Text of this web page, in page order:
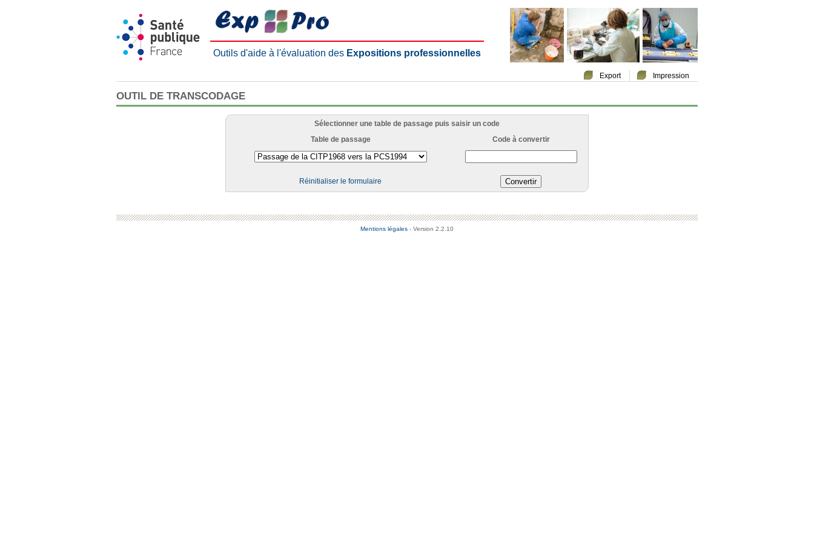
Outils d'aide à l'évaluation des Expositions professionnelles
Export Impression
OUTIL DE TRANSCODAGE
Sélectionner une table de passage puis saisir un code
Table de passage
Code à convertir
Réinitialiser le formulaire
Mentions légales - Version 2.2.10